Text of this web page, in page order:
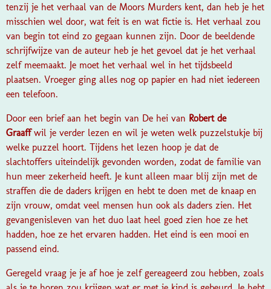
tenzij je het verhaal van de Moors Murders kent, dan heb je het
misschien wel door, wat feit is en wat fictie is. Het verhaal zou
van begin tot eind zo gegaan kunnen zijn. Door de beeldende
schrijfwijze van de auteur heb je het gevoel dat je het verhaal
zelf meemaakt. Je moet het verhaal wel in het tijdsbeeld
plaatsen. Vroeger ging alles nog op papier en had niet iedereen
een telefoon.
Door een brief aan het begin van De hei van Robert de
Graaff wil je verder lezen en wil je weten welk puzzelstukje bij
welke puzzel hoort. Tijdens het lezen hoop je dat de
slachtoffers uiteindelijk gevonden worden, zodat de familie van
hun meer zekerheid heeft. Je kunt alleen maar blij zijn met de
straffen die de daders krijgen en hebt te doen met de knaap en
zijn vrouw, omdat veel mensen hun ook als daders zien. Het
gevangenisleven van het duo laat heel goed zien hoe ze het
hadden, hoe ze het ervaren hadden. Het eind is een mooi en
passend eind.
Geregeld vraag je je af hoe je zelf gereageerd zou hebben, zoals